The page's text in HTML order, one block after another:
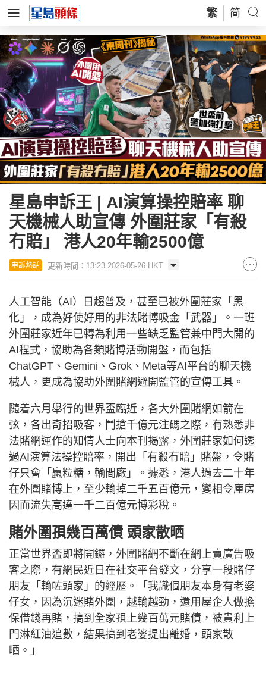
繁 简
星島申訴王 | AI演算操控賠率 聊
天機械人助宣傳 外圍莊家「有殺
冇賠」 港人20年輸2500億
申訴熱話 更新時間：13:23 2026-05-26 HKT
人工智能（AI）日趨普及，甚至已被外圍莊家「黑
化」，成為好使好用的非法賭博吸金「武器」。一班
外圍莊家近年已轉為利用一些缺乏監管兼中門大開的
AI程式，協助為各類賭博活動開盤，而包括
ChatGPT、Gemini、Grok、Meta等AI平台的聊天機
械人，更成為協助外圍賭網避開監管的宣傳工具。
隨着六月舉行的世界盃臨近，各大外圍賭網如箭在
弦，各出奇招吸客，鬥搶千億元注碼之際，有熟悉非
法賭網運作的知情人士向本刊揭露，外圍莊家如何透
過AI演算法操控賠率，開出「有殺冇賠」賭盤，令賭
仔只會「贏粒糖，輸間廠」。據悉，港人過去二十年
在外圍賭博上，至少輸掉二千五百億元，變相令庫房
因而流失高達一千二百億元博彩稅。
賭外圍孭幾百萬債 頭家散晒
正當世界盃即將開鑼，外圍賭網不斷在網上賣廣告吸
客之際，有網民近日在社交平台發文，分享一段賭仔
朋友「輸咗頭家」的經歷。「我識個朋友本身有老婆
仔女，因為沉迷賭外圍，越輸越勁，還用屋企人做擔
保借錢再賭，搞到全家孭上幾百萬元賭債，被貴利上
門淋紅油追數，結果搞到老婆提出離婚，頭家散
晒。」